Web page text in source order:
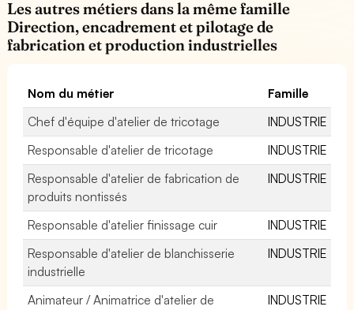
Les autres métiers dans la même famille
Direction, encadrement et pilotage de
fabrication et production industrielles
Nom du métier
Famille
Chef d'équipe d'atelier de tricotage
INDUSTRIE
Responsable d'atelier de tricotage
INDUSTRIE
Responsable d'atelier de fabrication de
produits nontissés
INDUSTRIE
Responsable d'atelier finissage cuir
INDUSTRIE
Responsable d'atelier de blanchisserie
industrielle
INDUSTRIE
Animateur / Animatrice d'atelier de
INDUSTRIE